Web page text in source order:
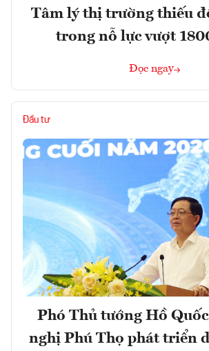
Tâm lý thị trường thiếu
trong nỗ lực vượt
Đọc ngay
Đầu tư
Phó Thủ tướng Hồ
nghị Phú Thọ phát triển